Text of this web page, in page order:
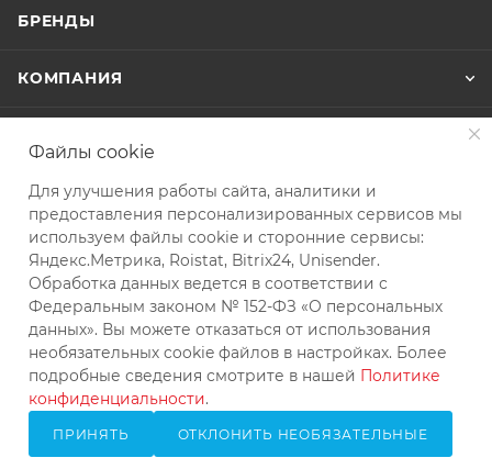
БРЕНДЫ
КОМПАНИЯ
ПОМОЩЬ
+7 (343) 288-35-54
ЗАКАЗАТЬ ЗВОНОК
info@kvip.su
Екатеринбург, ул. Колхозников,
д. 59А, офис 303
Файлы cookie
Для улучшения работы сайта, аналитики и
предоставления персонализированных сервисов мы
используем файлы cookie и сторонние сервисы:
Яндекс.Метрика, Roistat, Bitrix24, Unisender.
Обработка данных ведется в соответствии с
Федеральным законом № 152-ФЗ «О персональных
данных». Вы можете отказаться от использования
необязательных cookie файлов в настройках. Более
подробные сведения смотрите в нашей Политике
конфиденциальности.
ПРИНЯТЬ ОТКЛОНИТЬ НЕОБЯЗАТЕЛЬНЫЕ